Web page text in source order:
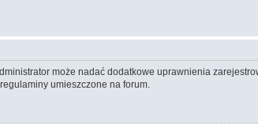
może nadać dodatkowe uprawnienia
umieszczone na forum.